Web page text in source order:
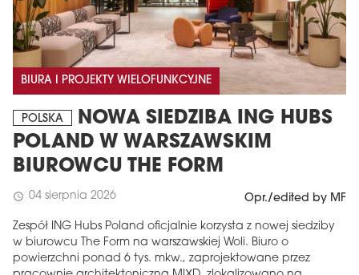
BIURA I PROJEKTY WIELOFUNKCYJNE
POLSKA
NOWA SIEDZIBA ING HUBS
POLAND W WARSZAWSKIM
BIUROWCU THE FORM
schedule 04 sierpnia 2026 Opr./edited by MF
Zespół ING Hubs Poland oficjalnie korzysta z nowej siedziby
w biurowcu The Form na warszawskiej Woli. Biuro o
powierzchni ponad 6 tys. mkw., zaprojektowane przez